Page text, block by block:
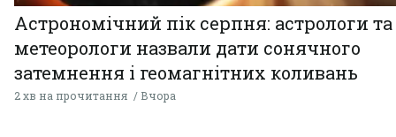
Астрономічний пік серпня: астрологи та
метеорологи назвали дати сонячного
затемнення і геомагнітних коливань
2 хв на прочитання Вчора